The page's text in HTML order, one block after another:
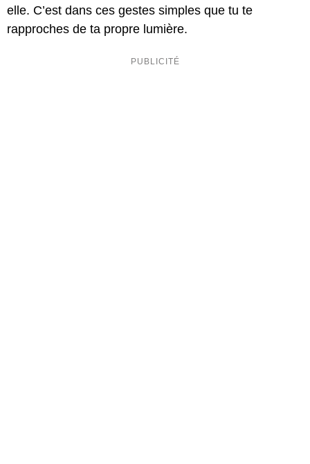
elle. C’est dans ces gestes simples que tu te
rapproches de ta propre lumière.